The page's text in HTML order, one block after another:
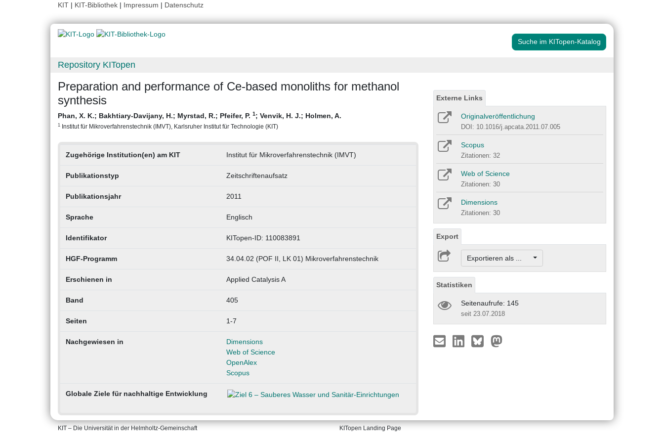
KIT | KIT-Bibliothek | Impressum | Datenschutz
Suche im KITopen-Katalog
Repository KITopen
Preparation and performance of Ce-based monoliths for methanol
synthesis
Phan, X. K.; Bakhtiary-Davijany, H.; Myrstad, R.; Pfeifer, P. 1; Venvik, H. J.; Holmen, A.
1 Institut für Mikroverfahrenstechnik (IMVT), Karlsruher Institut für Technologie (KIT)
Zugehörige Institution(en) am KIT Institut für Mikroverfahrenstechnik (IMVT)
Publikationstyp Zeitschriftenaufsatz
Publikationsjahr 2011
Sprache Englisch
Identifikator KITopen-ID: 110083891
HGF-Programm 34.04.02 (POF II, LK 01) Mikroverfahrenstechnik
Erschienen in Applied Catalysis A
Band 405
Seiten 1-7
Nachgewiesen in
Dimensions
Web of Science
OpenAlex
Scopus
Globale Ziele für nachhaltige Entwicklung
Externe Links
Originalveröffentlichung
DOI: 10.1016/j.apcata.2011.07.005
Scopus
Zitationen: 32
Web of Science
Zitationen: 30
Dimensions
Zitationen: 30
Export
Exportieren als ...
Statistiken
Seitenaufrufe: 145
seit 23.07.2018
KIT – Die Universität in der Helmholtz-Gemeinschaft KITopen Landing Page